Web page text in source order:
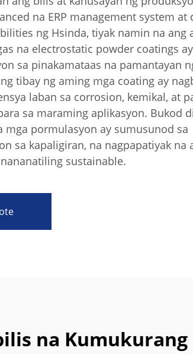
na ERP management system at
ng Hsinda, tiyak namin na ang
na electrostatic powder coatings ay
sa pinakamataas na pamantayan
tibay ng aming mga coating ay
laban sa corrosion, kemikal, at
sa maraming aplikasyon. Bukod
mga pormulasyon ay sumusunod sa
sa kapaligiran, na nagpapatiyak na
sustainable.
na Kumukurang